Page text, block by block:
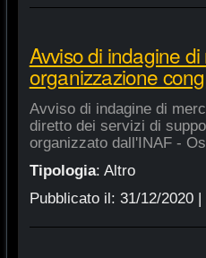
Avviso di indagine
organizzazione
Avviso di indagine di
diretto dei servizi di
organizzato dall'INAF -
Tipologia: Altro
Pubblicato il: 31/12/2020|